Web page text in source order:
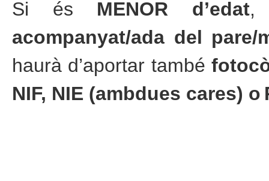
Si és MENOR d’edat,
acompanyat/ada del
haurà d’aportar també
NIF, NIE (ambdues cares) o